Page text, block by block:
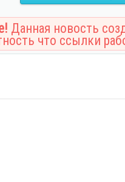
Данная новость
что ссылки